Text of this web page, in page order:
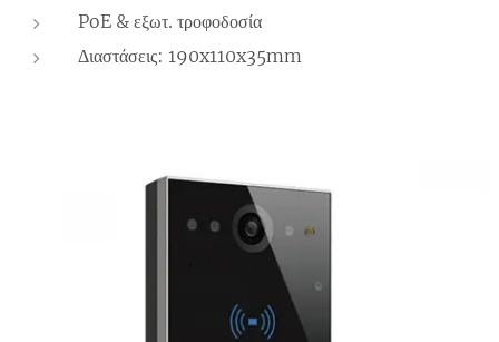
PoE & εξωτ. τροφοδοσία
Διαστάσεις: 190x110x35mm